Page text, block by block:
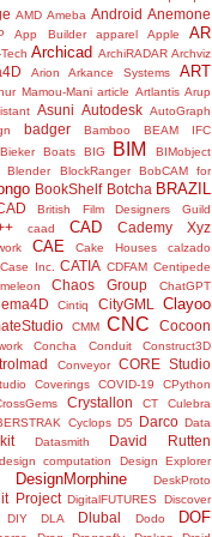
AMD Ameba Android Anemone
App Builder apparel Apple AR
Archicad ArchiRADAR Archviz
Arion Arkance Systems ART
Mamou-Mani article Artlantis Arup
Asuni Autodesk AutoGraph
badger Bamboo
BEAM IFC
Bieker Boats
BIG BIM
BIMobject
Blender
BlockRanger BobCAM for
BookShelf Botcha BRAZIL
British Film Designers Guild
caad CAD Cademy Xyz
CAE Cake Houses
calzado
Case Inc.
CATIA CDFAM Centipede
Chaos Group ChatGPT
Cintiq CityGML Clayoo
CMM CNC Cocoon
Concha Conduit Construct3D
Conveyor CORE Studio
Coverings COVID-19
CPython
Crystallon CT
Culebra
Cyclops D5 Darco Data
Datasmith David Rutten
computation Design Explorer
DesignMorphine DeskProto
Project DigitalFUTURES
Discover
DIY
DLA Dlubal Dodo DOF